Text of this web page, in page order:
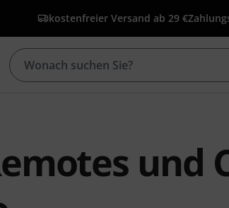
kostenfreier Versand ab 29 €
und